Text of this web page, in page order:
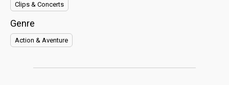
Clips & Concerts
Genre
Action & Aventure